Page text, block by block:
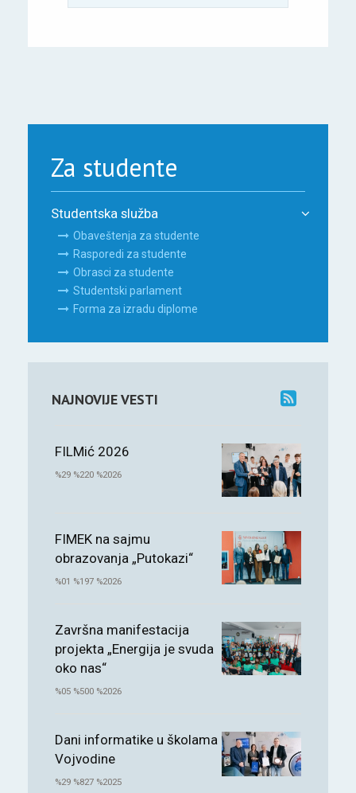
Za studente
Studentska služba
Obaveštenja za studente
Rasporedi za studente
Obrasci za studente
Studentski parlament
Forma za izradu diplome
NAJNOVIJE VESTI
FILMić 2026
%29 %220 %2026
FIMEK na sajmu
obrazovanja „Putokazi“
%01 %197 %2026
Završna manifestacija
projekta „Energija je svuda
oko nas“
%05 %500 %2026
Dani informatike u školama
Vojvodine
%29 %827 %2025